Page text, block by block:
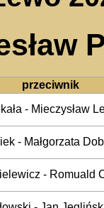
przeciwnik
- Mieczysław
- Małgorzata
- Romuald